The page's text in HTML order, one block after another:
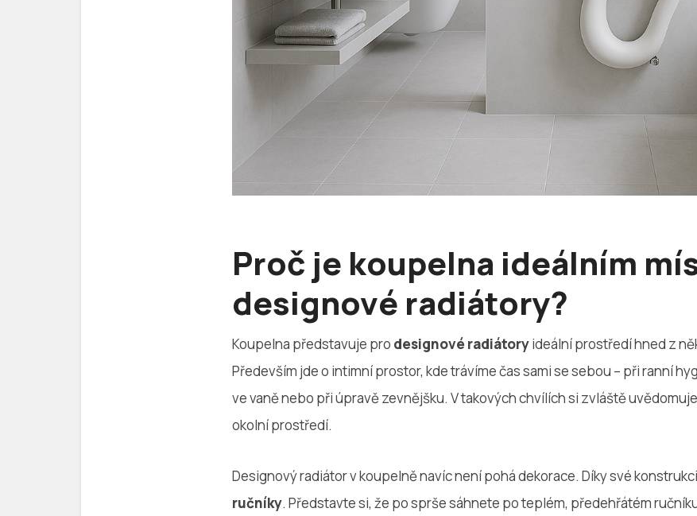
Proč je koupelna ideálním
designové radiátory?
Koupelna představuje pro designové radiátoryideální prostředí hned z
Především jde o intimní prostor, kde trávíme čas sami se sebou – při ranní
ve vaně nebo při úpravě zevnějšku. V takových chvílích si zvláště
okolní prostředí.
Designový radiátor v koupelně navíc není pohá dekorace. Díky své
ručníky. Představte si, že po sprše sáhnete po teplém, předehřátém